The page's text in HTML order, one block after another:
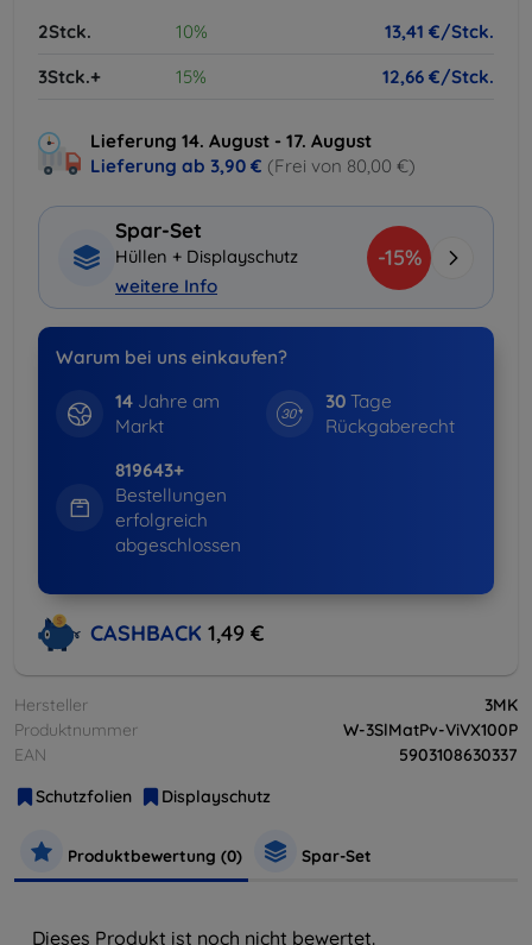
2Stck.
10%
13,41 €/Stck.
3Stck.+
15% 12,66 €/Stck.
Lieferung 14. August - 17. August
Lieferung ab 3,90 € (Frei von 80,00 €)
Spar-Set
Hüllen + Displayschutz
weitere Info
-15%
Warum bei uns einkaufen?
14Jahre am
Markt
30 Tage
Rückgaberecht
819643+
Bestellungen
erfolgreich
abgeschlossen
CASHBACK 1,49 €
Hersteller
3MK
Produktnummer
W-3SlMatPv-ViVX100P
EAN
5903108630337
Schutzfolien
Displayschutz
Produktbewertung (0) Spar-Set
Dieses Produkt ist noch nicht bewertet.